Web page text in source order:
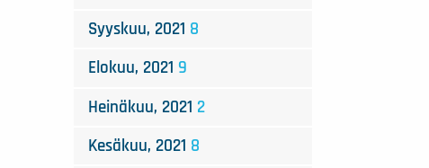
Syyskuu, 2021 8
Elokuu, 2021 9
Heinäkuu, 2021 2
Kesäkuu, 2021 8